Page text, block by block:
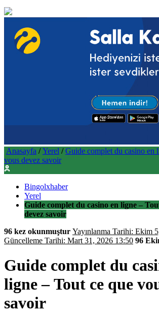
Anasayfa / Yerel / Guide complet du casino en
vous devez savoir
Bingolxhaber
Yerel
Guide complet du casino en ligne –
devez savoir
96 kez okunmuştur
Yayınlanma Tarihi:
Güncelleme Tarihi: Mart 31, 2026 13:50 96
Guide complet du
ligne – Tout ce que
savoir